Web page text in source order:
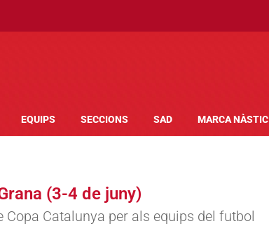
EQUIPS SECCIONS SAD MARCA NÀSTIC
(3-4 de juny)
Catalunya per als equips del futbol